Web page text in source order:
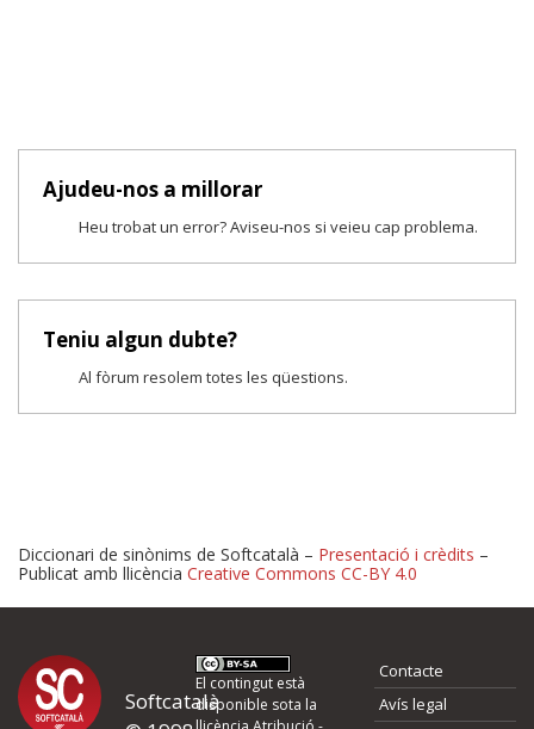
Ajudeu-nos a millorar
Heu trobat un error? Aviseu-nos si veieu cap problema.
Teniu algun dubte?
Al fòrum resolem totes les qüestions.
Proposeu-nos millores o
d'errors
Diccionari de sinònims de Softcatalà – Presentació i crèdits –
Publicat amb llicència Creative Commons CC-BY 4.0
Softcatalà
El contingut està
disponible sota la
Contacte
Avís legal